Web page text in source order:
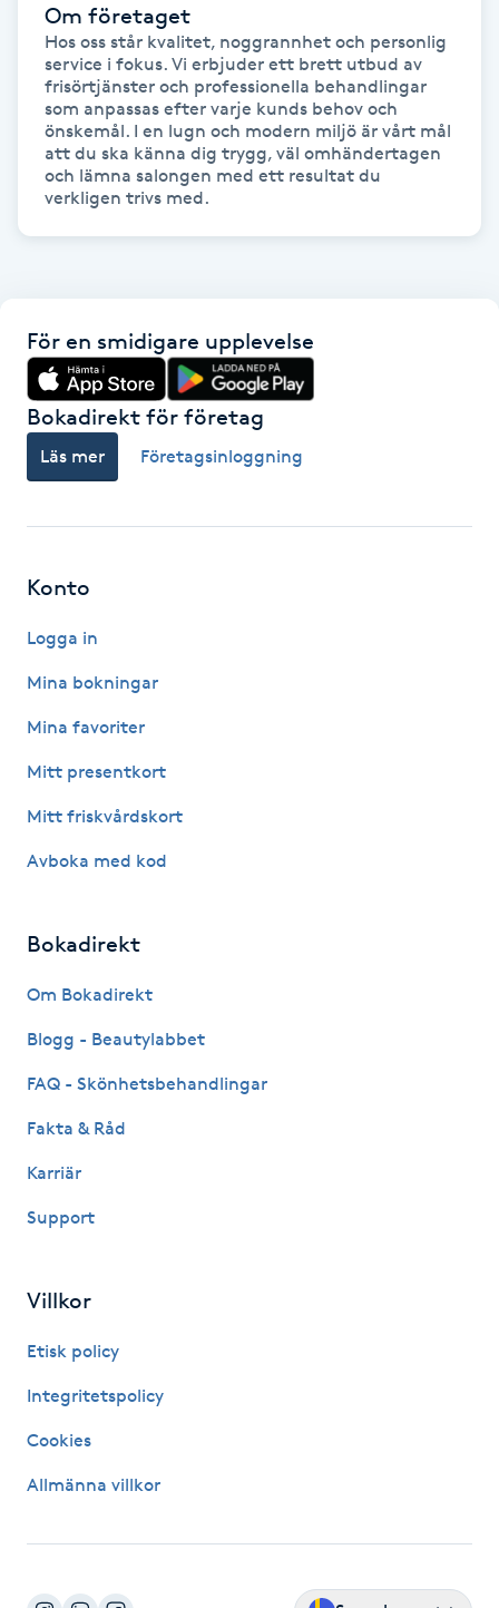
Idrottsmassage
IPL hårborttagning
IR-massage
K18
Katun fransar
Keratinbehandling
Kinesiologi
Kiropraktik
Klangmassage
Klippning & Slingor
Koppningsmassage
Kosmetisk tatuering
Käkledsbehandling
Kärlbehandling
Laserbehandling
Lashlift Keratin
Om företaget
Hos oss står kvalitet, noggrannhet och personlig
service i fokus. Vi erbjuder ett brett utbud av
frisörtjänster och professionella behandlingar
som anpassas efter varje kunds behov och
önskemål. I en lugn och modern miljö är vårt mål
att du ska känna dig trygg, väl omhändertagen
och lämna salongen med ett resultat du
verkligen trivs med.
För en smidigare upplevelse
Bokadirekt för företag
Läs mer Företagsinloggning
Konto
Logga in
Mina bokningar
Mina favoriter
Mitt presentkort
Mitt friskvårdskort
Avboka med kod
Bokadirekt
Om Bokadirekt
Blogg - Beautylabbet
FAQ - Skönhetsbehandlingar
Fakta & Råd
Karriär
Support
Villkor
Etisk policy
Integritetspolicy
Cookies
Allmänna villkor